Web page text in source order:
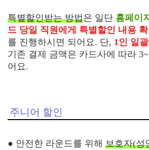
특별할인받는 방법은 일단 홈페이
드 당일 직원에게 특별할인 내용
를 진행하시면 되어요. 단, 1인 일
기존 결제 금액은 카드사에 따라
어요.
주니어 할인
● 안전한 라운드를 위해 보호자(성